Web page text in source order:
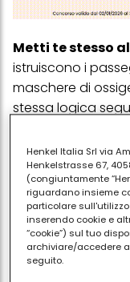
Metti te stesso
istruiscono i
maschere di
stessa logica
propri sono già
Stabilisci i
potrebbero
che bene se non
dei limiti è un
garantire che
Henkel Italia Srl via
Henkelstrasse 67,
(congiuntamente
riguardano insieme
particolare
inserendo cookie e
“cookie”) sul tuo
archiviare/accedere
seguito.